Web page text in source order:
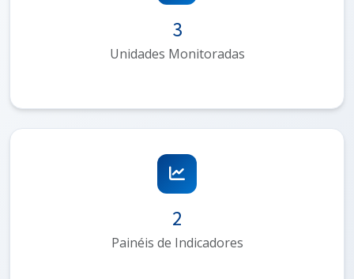
3
Unidades Monitoradas
2
Painéis de Indicadores